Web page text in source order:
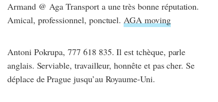
Armand @ Aga Transport a une très bonne réputation.
Amical, professionnel, ponctuel.AGA moving
Antoni Pokrupa, 777 618 835. Il est tchèque, parle
anglais. Serviable, travailleur, honnête et pas cher. Se
déplace de Prague jusqu’au Royaume-Uni.